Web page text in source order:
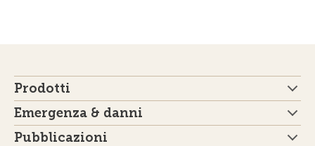
Prodotti
Emergenza & danni
Pubblicazioni